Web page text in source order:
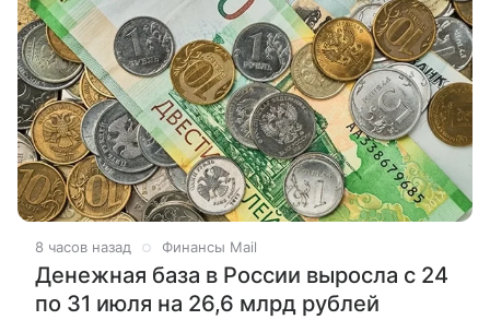
8 часов назад Финансы Mail
Денежная база в России выросла с 24
по 31 июля на 26,6 млрд рублей